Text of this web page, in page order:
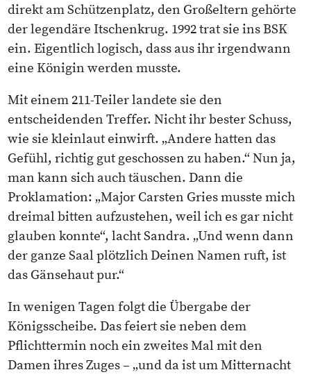
direkt am Schützenplatz, den Großeltern gehörte
der legendäre Itschenkrug. 1992 trat sie ins BSK
ein. Eigentlich logisch, dass aus ihr irgendwann
eine Königin werden musste.
Mit einem 211-Teiler landete sie den
entscheidenden Treffer. Nicht ihr bester Schuss,
wie sie kleinlaut einwirft. „Andere hatten das
Gefühl, richtig gut geschossen zu haben.“ Nun ja,
man kann sich auch täuschen. Dann die
Proklamation: „Major Carsten Gries musste mich
dreimal bitten aufzustehen, weil ich es gar nicht
glauben konnte“, lacht Sandra. „Und wenn dann
der ganze Saal plötzlich Deinen Namen ruft, ist
das Gänsehaut pur.“
In wenigen Tagen folgt die Übergabe der
Königsscheibe. Das feiert sie neben dem
Pflichttermin noch ein zweites Mal mit den
Damen ihres Zuges – „und da ist um Mitternacht